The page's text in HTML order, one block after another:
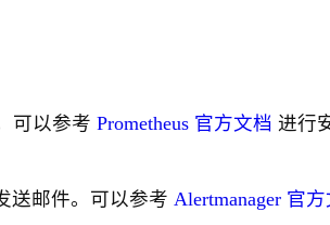
可以参考Prometheus 官方文档 进行
送邮件。可以参考 Alertmanager 官